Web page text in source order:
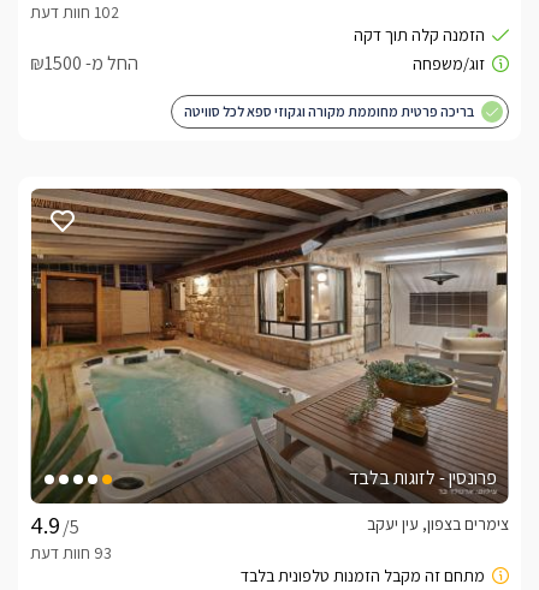
החל מ- ₪1500
בריכה פרטית מחוממת מקורה וגקוזי ספא לכל סוויטה
פרונסין - לזוגות בלבד
/5
צימרים בצפון, עין יעקב